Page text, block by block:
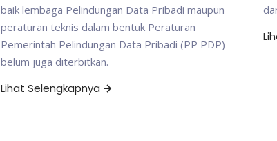
baik lembaga Pelindungan Data Pribadi maupun
peraturan teknis dalam bentuk Peraturan
Pemerintah Pelindungan Data Pribadi (PP PDP)
belum juga diterbitkan.
Lihat Selengkapnya